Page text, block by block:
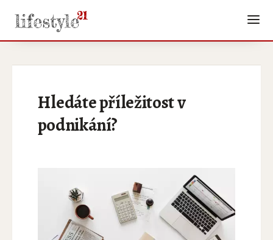
Hledáte příležitost v
podnikání?